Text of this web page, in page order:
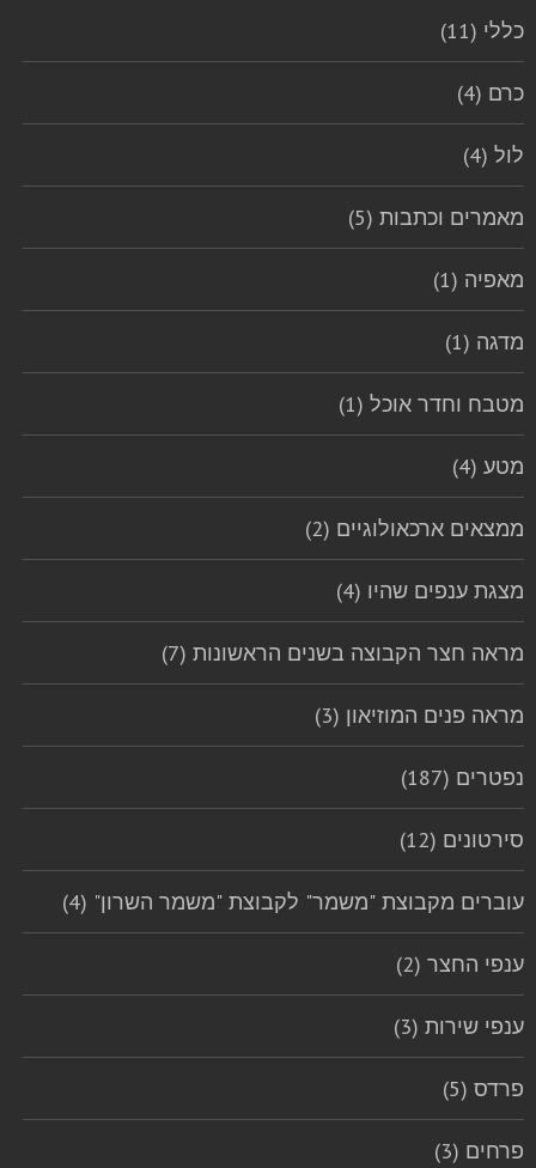
כללי (11)
כרם (4)
לול (4)
מאמרים וכתבות (5)
מאפיה (1)
מדגה (1)
מטבח וחדר אוכל (1)
מטע (4)
ממצאים ארכאולוגיים (2)
מצגת ענפים שהיו (4)
מראה חצר הקבוצה בשנים הראשונות (7)
מראה פנים המוזיאון (3)
נפטרים (187)
סירטונים (12)
עוברים מקבוצת "משמר" לקבוצת "משמר השרון" (4)
ענפי החצר (2)
ענפי שירות (3)
פרדס (5)
פרחים (3)